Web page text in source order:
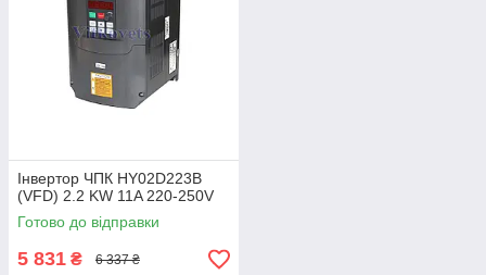
Інвертор ЧПК HY02D223B
(VFD) 2.2 KW 11A 220-250V
Готово до відправки
5 831 ₴ 6 337 ₴